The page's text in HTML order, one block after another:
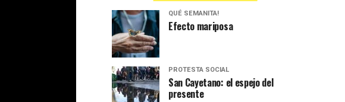
QUÉ SEMANITA!
Efecto mariposa
PROTESTA SOCIAL
San Cayetano: el espejo del
presente